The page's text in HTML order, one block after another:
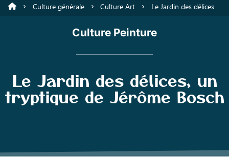
Jeux éducatifs
Culture G
Culture générale Culture Art Le Jardin des délices
Culture Peinture
Le Jardin des délices, un
tryptique de Jérôme Bosch